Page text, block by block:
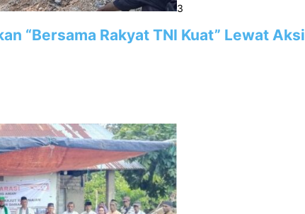
3
“Bersama Rakyat TNI Kuat” Lewat Aksi